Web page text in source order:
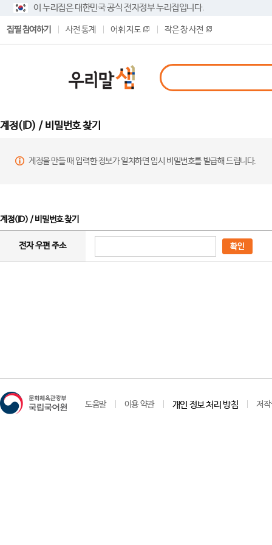
이 누리집은 대한민국 공식 전자정부 누리집입니다.
집필 참여하기 사전 통계 어휘 지도 작은 창 사전
계정(ID) / 비밀번호 찾기
계정을 만들 때 입력한 정보가 일치하면 임시 비밀번호를 발급해 드립니다.
계정(ID) / 비밀번호 찾기
전자 우편 주소 확인
도움말 이용 약관 개인 정보 처리 방침 저